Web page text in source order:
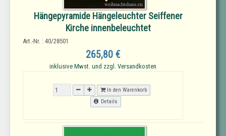
Hängepyramide Hängeleuchter Seiffener
Kirche innenbeleuchtet
Art.-Nr. : 40/28501
265,80 €
inklusive Mwst. und zzgl. Versandkosten
In den Warenkorb
Details